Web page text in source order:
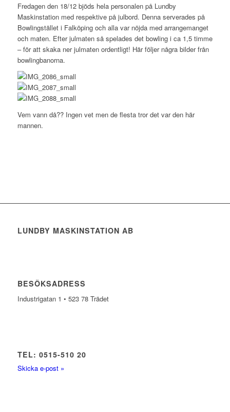
Fredagen den 18/12 bjöds hela personalen på Lundby
Maskinstation med respektive på julbord. Denna serverades på
Bowlingstället i Falköping och alla var nöjda med arrangemanget
och maten. Efter julmaten så spelades det bowling i ca 1,5 timme
– för att skaka ner julmaten ordentligt! Här följer några bilder från
bowlingbanorna.
Vem vann då?? Ingen vet men de flesta tror det var den här
mannen.
LUNDBY MASKINSTATION AB
BESÖKSADRESS
Industrigatan 1 • 523 78 Trädet
TEL: 0515-510 20
Skicka e-post »